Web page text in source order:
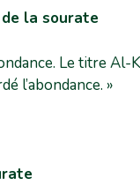
la sourate
Le titre
l’abondance. »